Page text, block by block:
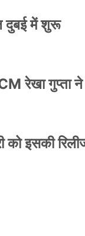
दुबई में शुरू
CM रेखा
इसकी